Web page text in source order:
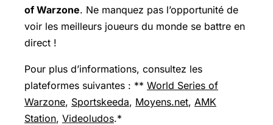
of Warzone. Ne manquez pas l’opportunité de
voir les meilleurs joueurs du monde se battre en
direct !
Pour plus d’informations, consultez les
plateformes suivantes : ** World Series of
Warzone, Sportskeeda, Moyens.net, AMK
Station, Videoludos.*